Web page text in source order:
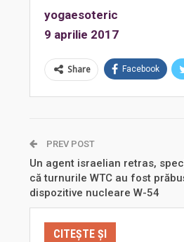
yogaesoteric
9 aprilie 2017
Share Facebook
PREV POST
Un agent israelian retras,
că turnurile WTC au fost
dispozitive nucleare W-54
CITEȘTE ȘI